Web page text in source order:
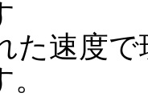
た速度